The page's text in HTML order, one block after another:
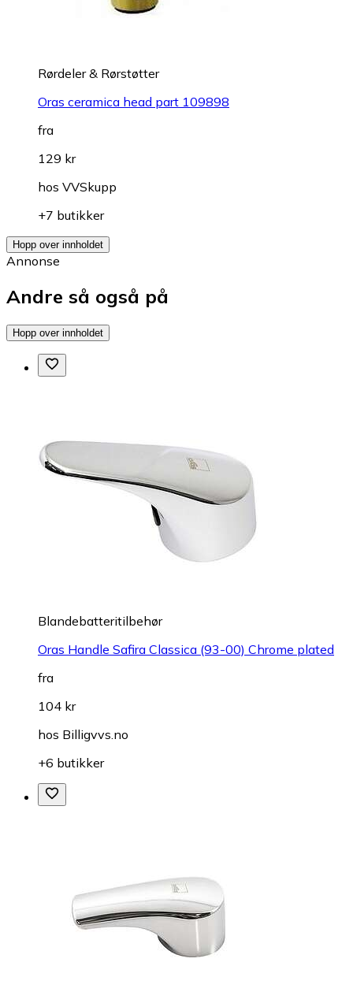
Rørdeler & Rørstøtter
Oras ceramica head part 109898
fra
129 kr
hos VVSkupp
+7 butikker
Hopp over innholdet
Annonse
Andre så også på
Hopp over innholdet
Blandebatteritilbehør
Oras Handle Safira Classica (93-00) Chrome plated
fra
104 kr
hos Billigvvs.no
+6 butikker